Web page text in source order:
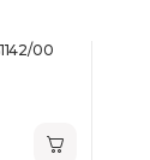
00